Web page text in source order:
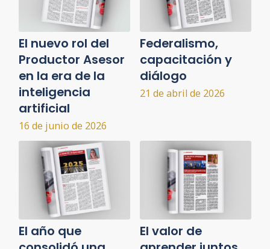
El nuevo rol del
Productor Asesor
en la era de la
inteligencia
artificial
16 de junio de 2026
Federalismo,
capacitación y
diálogo
21 de abril de 2026
El año que
El valor de